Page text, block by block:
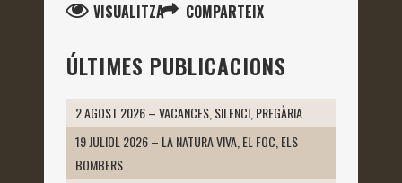
VISUALITZA COMPARTEIX
ÚLTIMES PUBLICACIONS
2 AGOST 2026 – VACANCES, SILENCI, PREGÀRIA
19 JULIOL 2026 – LA NATURA VIVA, EL FOC, ELS
BOMBERS